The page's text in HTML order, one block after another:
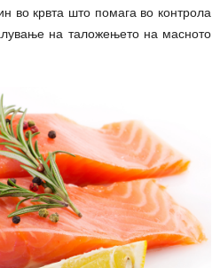
во крвта што помага во контрола
на таложењето на масното